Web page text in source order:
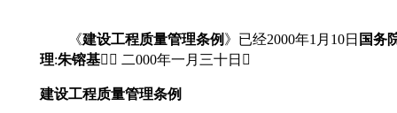
《建设工程质量管理条例 》已经2000年1月10日 国务
理:朱镕基 二000年一月三十日
建设工程质量管理条例